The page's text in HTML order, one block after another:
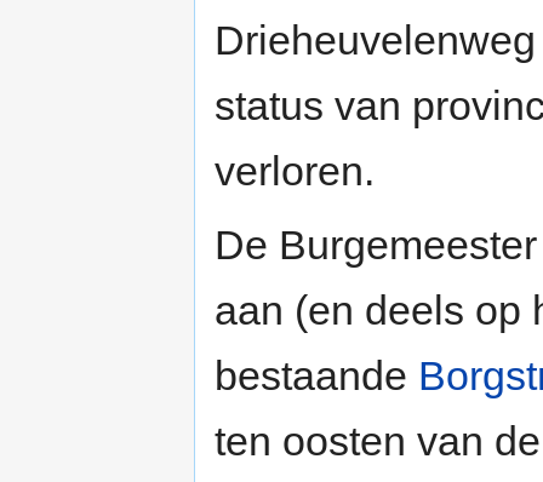
status van
verloren.
De
aan (en deels op
bestaande
ten oosten van